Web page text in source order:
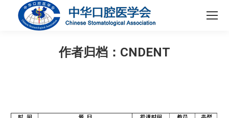
作者归档： CNDENT